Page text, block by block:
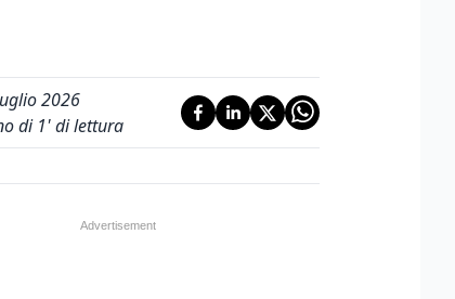
2026
di 1' di lettura